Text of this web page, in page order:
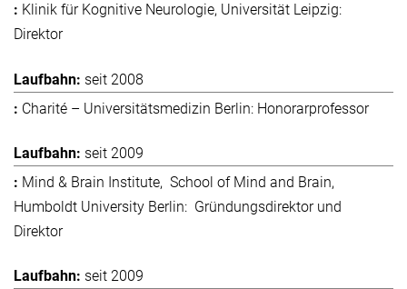
Klinik für Kognitive Neurologie, Universität Leipzig:
Direktor
seit 2008
Charité – Universitätsmedizin Berlin: Honorarprofessor
seit 2009
Mind & Brain Institute, School of Mind and Brain,
Humboldt University Berlin: Gründungsdirektor und
Direktor
seit 2009